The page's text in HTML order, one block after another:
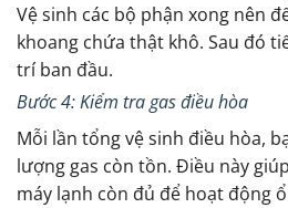
Vệ sinh các bộ phận xong nên
khoang chứa thật khô. Sau đó
trí ban đầu.
Bước 4: Kiểm tra gas điều hòa
Mỗi lần tổng vệ sinh điều hòa,
lượng gas còn tồn. Điều này
máy lạnh còn đủ để hoạt động